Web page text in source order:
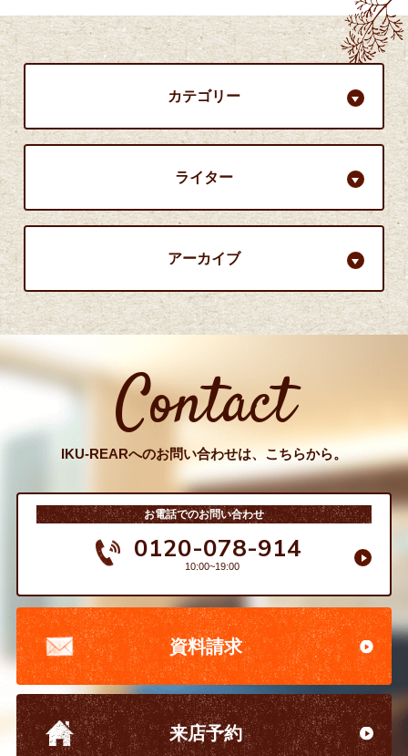
カテゴリー
ライター
アーカイブ
Contact
IKU-REARへのお問い合わせは、こちらから。
お電話でのお問い合わせ
0120-078-914
10:00~19:00
資料請求
来店予約